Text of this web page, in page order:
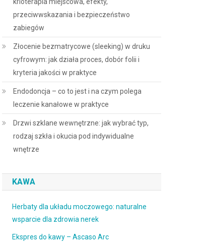
przeciwwskazania i bezpieczeństwo
zabiegów
Złocenie bezmatrycowe (sleeking) w druku
cyfrowym: jak działa proces, dobór folii i
kryteria jakości w praktyce
Endodoncja – co to jest i na czym polega
leczenie kanałowe w praktyce
Drzwi szklane wewnętrzne: jak wybrać typ,
rodzaj szkła i okucia pod indywidualne
wnętrze
KAWA
Herbaty dla układu moczowego: naturalne
wsparcie dla zdrowia nerek
Ekspres do kawy – Ascaso Arc